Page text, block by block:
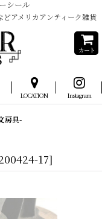
シール
アメリカアンティーク雑貨
カート
LOCATION Instagram
房具-
17]